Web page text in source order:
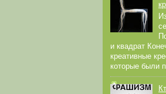
и квадрат
креативные
которые были